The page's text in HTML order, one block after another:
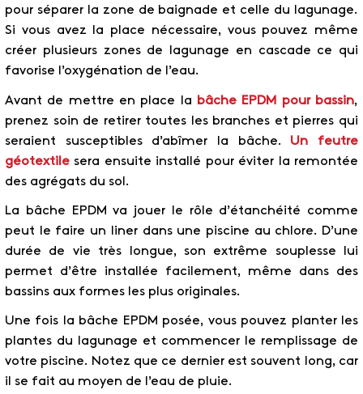
pour séparer la zone de baignade et celle du lagunage.
Si vous avez la place nécessaire, vous pouvez même
créer plusieurs zones de lagunage en cascade ce qui
favorise l’oxygénation de l’eau.
Avant de mettre en place la bâche EPDM pour bassin,
prenez soin de retirer toutes les branches et pierres qui
seraient susceptibles d’abîmer la bâche. Un feutre
géotextile sera ensuite installé pour éviter la remontée
des agrégats du sol.
La bâche EPDM va jouer le rôle d’étanchéité comme
peut le faire un liner dans une piscine au chlore. D’une
durée de vie très longue, son extrême souplesse lui
permet d’être installée facilement, même dans des
bassins aux formes les plus originales.
Une fois la bâche EPDM posée, vous pouvez planter les
plantes du lagunage et commencer le remplissage de
votre piscine. Notez que ce dernier est souvent long, car
il se fait au moyen de l’eau de pluie.